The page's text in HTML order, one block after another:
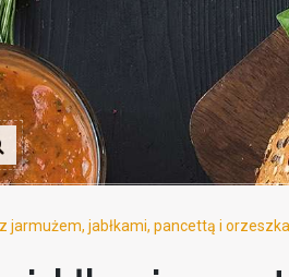
jarmużem, jabłkami, pancettą i